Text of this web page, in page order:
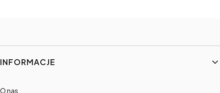
Linki w stopce
INFORMACJE
O nas